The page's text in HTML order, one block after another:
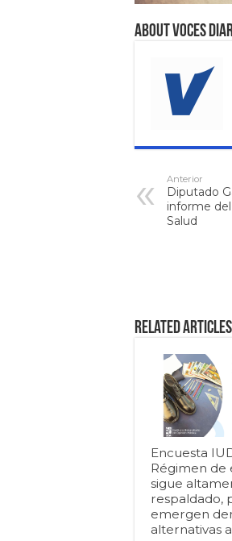
About VOCES
Anterior
Diputado
informe
Salud
Related Articles
Encuesta
Régimen de
sigue
respaldado,
emergen
alternativas